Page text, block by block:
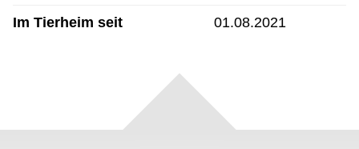
Im Tierheim seit 01.08.2021